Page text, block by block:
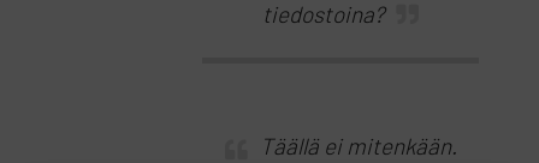
tiedostoina?
Täällä ei mitenkään.